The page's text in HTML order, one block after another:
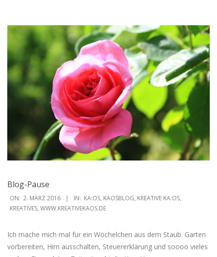
Blog-Pause
2016-
03-
ON: 2. MÄRZ 2016 IN: KA:OS, KAOSBLOG, KREATIVE KA:OS,
KREATIVES, WWW.KREATIVEKAOS.DE
Ich mache mich mal für ein Wöchelchen aus dem Staub. Garten
vorbereiten, Hirn ausschalten, Steuererklärung und soooo vieles